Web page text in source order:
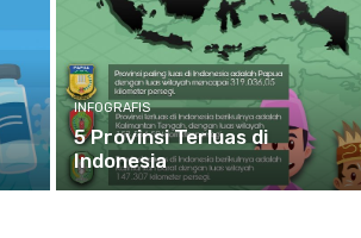
INFOGRAFIS
5 Provinsi Terluas di
Indonesia